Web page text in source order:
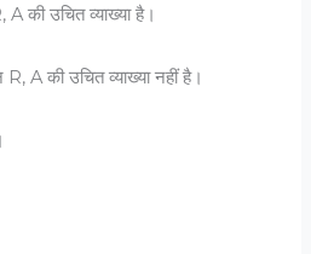
की उचित व्याख्या है।
A की उचित व्याख्या नहीं है।